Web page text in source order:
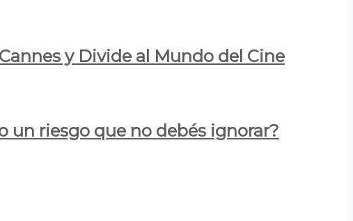
y Divide al Mundo del Cine
un riesgo que no debés ignorar?